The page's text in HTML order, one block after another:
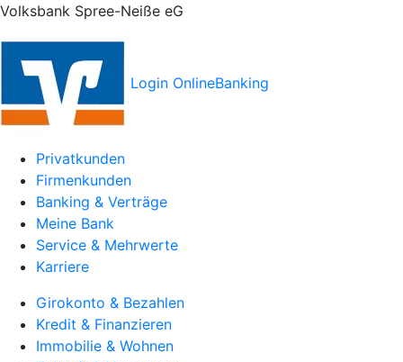
Volksbank Spree-Neiße eG
Login OnlineBanking
Privatkunden
Firmenkunden
Banking & Verträge
Meine Bank
Service & Mehrwerte
Karriere
Girokonto & Bezahlen
Kredit & Finanzieren
Immobilie & Wohnen